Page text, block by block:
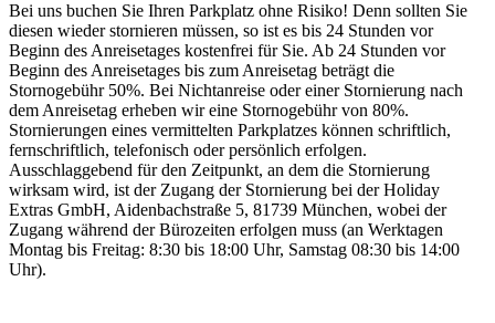
Bei uns buchen Sie Ihren Parkplatz ohne Risiko! Denn sollten Sie
diesen wieder stornieren müssen, so ist es bis 24 Stunden vor
Beginn des Anreisetages kostenfrei für Sie. Ab 24 Stunden vor
Beginn des Anreisetages bis zum Anreisetag beträgt die
Stornogebühr 50%. Bei Nichtanreise oder einer Stornierung nach
dem Anreisetag erheben wir eine Stornogebühr von 80%.
Stornierungen eines vermittelten Parkplatzes können schriftlich,
fernschriftlich, telefonisch oder persönlich erfolgen.
Ausschlaggebend für den Zeitpunkt, an dem die Stornierung
wirksam wird, ist der Zugang der Stornierung bei der Holiday
Extras GmbH, Aidenbachstraße 5, 81739 München, wobei der
Zugang während der Bürozeiten erfolgen muss (an Werktagen
Montag bis Freitag: 8:30 bis 18:00 Uhr, Samstag 08:30 bis 14:00
Uhr).